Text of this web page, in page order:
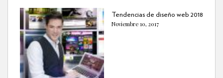
Tendencias de diseño web 2018
Noviembre 10, 2017